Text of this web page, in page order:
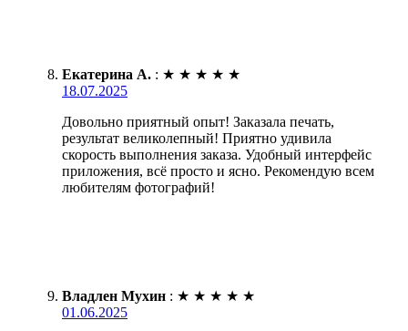
Екатерина А. : ★ ★ ★ ★ ★
18.07.2025
Довольно приятный опыт! Заказала печать,
результат великолепный! Приятно удивила
скорость выполнения заказа. Удобный интерфейс
приложения, всё просто и ясно. Рекомендую всем
любителям фотографий!
Владлен Мухин : ★ ★ ★ ★ ★
01.06.2025